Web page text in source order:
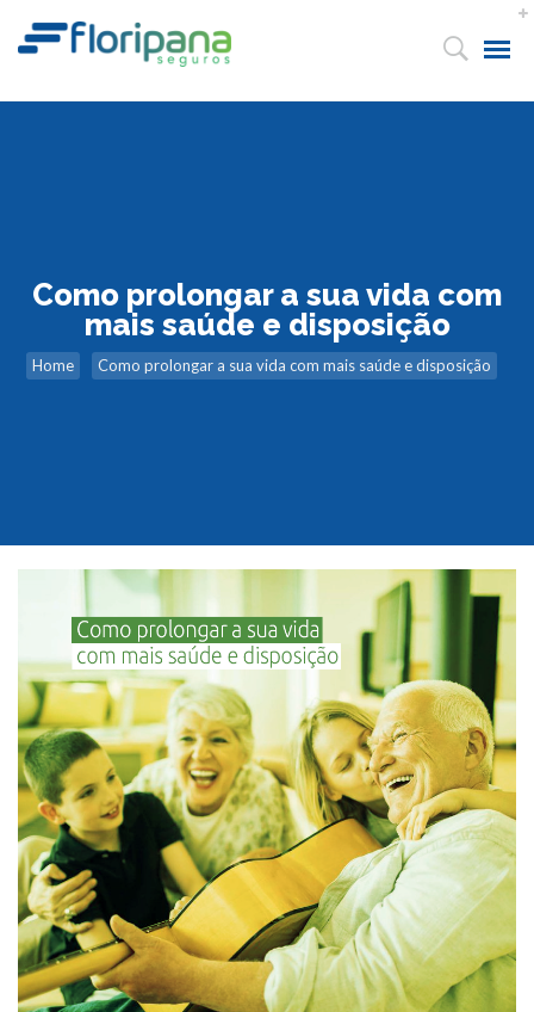
Como prolongar a sua vida com
mais saúde e disposição
Home Como prolongar a sua vida com mais saúde e disposição